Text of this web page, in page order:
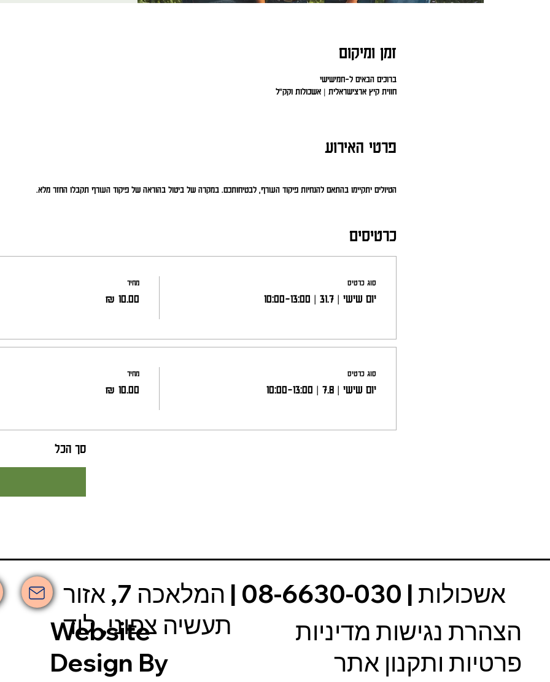
זמן ומיקום
ברוכים הבאים ל-חמישישי
חווית קיץ ארצישראלית | אשכולות וקק"ל
פרטי האירוע
הטיולים יתקיימו בהתאם להנחיות פיקוד העורף, לבטיחותכם. במקרה של ביטול בהוראה של פיקוד העורף תקבלו החזר מלא.
כרטיסים
סוג כרטיס
יום שישי | 31.7 | 10:00-13:00
מחיר
סוג כרטיס
יום שישי | 7.8 | 10:00-13:00
מחיר
סך הכל
אשכולות | 08-6630-030 | המלאכה 7, אזור
תעשיה צפוני, לוד
Website
Design By
הצהרת נגישות מדיניות
פרטיות ותקנון אתר